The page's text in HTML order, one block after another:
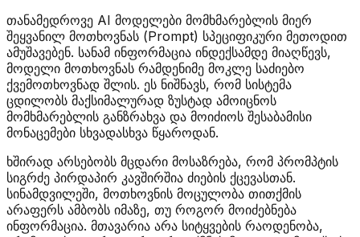
თანამედროვე AI მოდელები მომხმარებლის მიერ
შეყვანილ მოთხოვნას (Prompt) სპეციფიკური მეთოდით
ამუშავებენ. სანამ ინფორმაცია ინდექსამდე მიაღწევს,
მოდელი მოთხოვნას რამდენიმე მოკლე საძიებო
ქვემოთხოვნად შლის. ეს ნიშნავს, რომ სისტემა
ცდილობს მაქსიმალურად ზუსტად ამოიცნოს
მომხმარებლის განზრახვა და მოიძიოს შესაბამისი
მონაცემები სხვადასხვა წყაროდან.
ხშირად არსებობს მცდარი მოსაზრება, რომ პრომპტის
სიგრძე პირდაპირ კავშირშია ძიების ქცევასთან.
სინამდვილეში, მოთხოვნის მოცულობა თითქმის
არაფერს ამბობს იმაზე, თუ როგორ მოიძებნება
ინფორმაცია. მთავარია არა სიტყვების რაოდენობა,